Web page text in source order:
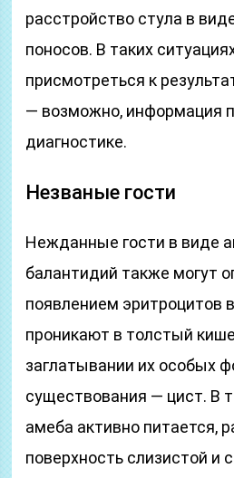
расстройство стула в
поносов. В таких
присмотреться к
— возможно, информация
диагностике.
Незваные гости
Нежданные гости в виде
балантидий также могут
появлением эритроцитов
проникают в толстый
заглатывании их особых
существования — цист. В
амеба активно питается,
поверхность слизистой и